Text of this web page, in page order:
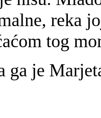
reka
tog
ga je